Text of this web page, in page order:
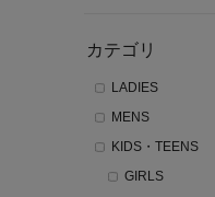
カテゴリ
LADIES
MENS
KIDS・TEENS
GIRLS